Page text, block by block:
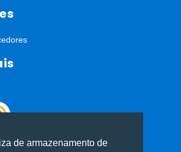
I Desenvolvido por Apiki WordPress
de armazenamento de